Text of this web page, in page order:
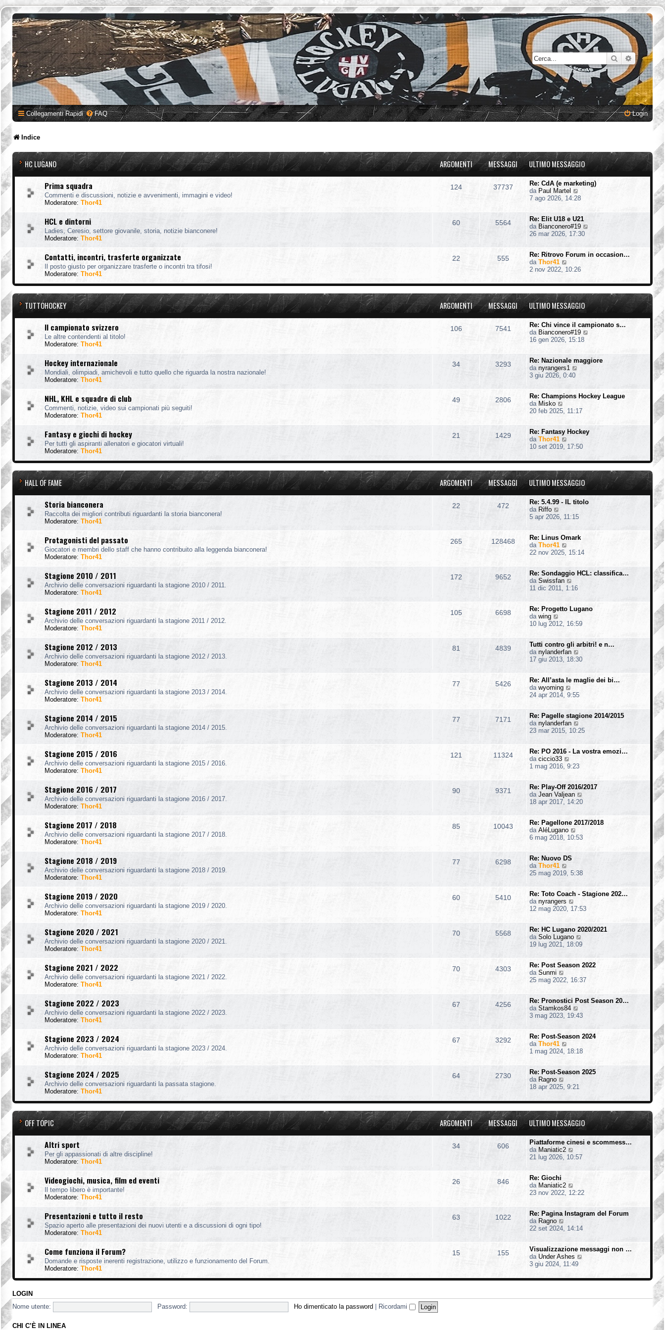
Cerca Ricerca
Collegamenti Rapidi FAQ Login
Indice
HC LUGANO ARGOMENTI MESSAGGI ULTIMO MESSAGGIO
Prima squadra
Commenti e discussioni, notizie e avvenimenti, immagini e video!
Moderatore: Thor41
124 37737
Re: CdA (e marketing)
da Paul Martel
e
i
u
l
t
o
e
s
a
g
g
i
o
7 ago 2026, 14:28
HCL e dintorni
Ladies, Ceresio, settore giovanile, storia, notizie bianconere!
Moderatore: Thor41
60 5564
Re: Elit U18 e U21
da Bianconero#19
i
u
m
o
m
s
a
o
26 mar 2026, 17:30
Contatti, incontri, trasferte organizzate
Il posto giusto per organizzare trasferte o incontri tra tifosi!
Moderatore: Thor41
22 555
Re: Ritrovo Forum in occasion…
da Thor41
e
i
l
t
m
o
m
e
s
a
g
i
o
2 nov 2022, 10:26
TUTTOHOCKEY ARGOMENTI MESSAGGI ULTIMO MESSAGGIO
Il campionato svizzero
Le altre contendenti al titolo!
Moderatore: Thor41
106 7541
Re: Chi vince il campionato s…
da Bianconero#19
i
u
m
o
a
o
16 gen 2026, 15:18
Hockey internazionale
Mondiali, olimpiadi, amichevoli e tutto quello che riguarda la nostra nazionale!
Moderatore: Thor41
34 3293
Re: Nazionale maggiore
da nyrangers1
i
u
t
m
o
e
s
a
g
g
i
o
3 giu 2026, 0:40
NHL, KHL e squadre di club
Commenti, notizie, video sui campionati più seguiti!
Moderatore: Thor41
49 2806
Re: Champions Hockey League
da Misko
u
l
t
m
o
m
e
s
g
o
20 feb 2025, 11:17
Fantasy e giochi di hockey
Per tutti gli aspiranti allenatori e giocatori virtuali!
Moderatore: Thor41
21 1429
Re: Fantasy Hockey
da Thor41
e
i
l
t
m
o
m
e
s
g
o
10 set 2019, 17:50
HALL OF FAME ARGOMENTI MESSAGGI ULTIMO MESSAGGIO
Storia bianconera
Raccolta dei migliori contributi riguardanti la storia bianconera!
Moderatore: Thor41
22 472
Re: 5.4.99 - IL titolo
da Riffo
e
i
u
l
t
m
o
m
e
s
a
g
g
o
5 apr 2026, 11:15
Protagonisti del passato
Giocatori e membri dello staff che hanno contribuito alla leggenda bianconera!
Moderatore: Thor41
265 128468
Re: Linus Omark
da Thor41
e
i
u
l
t
m
o
e
s
a
g
g
o
22 nov 2025, 15:14
Stagione 2010 / 2011
Archivio delle conversazioni riguardanti la stagione 2010 / 2011.
Moderatore: Thor41
172 9652
Re: Sondaggio HCL: classifica…
da Swissfan
e
i
u
t
m
o
m
e
a
g
g
o
11 dic 2011, 1:16
Stagione 2011 / 2012
Archivio delle conversazioni riguardanti la stagione 2011 / 2012.
Moderatore: Thor41
105 6698
Re: Progetto Lugano
da wing
e
i
u
l
t
m
o
m
e
s
a
g
g
o
10 lug 2012, 16:59
Stagione 2012 / 2013
Archivio delle conversazioni riguardanti la stagione 2012 / 2013.
Moderatore: Thor41
81 4839
Tutti contro gli arbitri! e n…
da nylanderfan
e
u
t
m
o
e
a
g
g
o
17 giu 2013, 18:30
Stagione 2013 / 2014
Archivio delle conversazioni riguardanti la stagione 2013 / 2014.
Moderatore: Thor41
77 5426
Re: All’asta le maglie dei bi…
da wyoming
e
i
u
l
t
m
o
e
s
a
g
g
o
24 apr 2014, 9:55
Stagione 2014 / 2015
Archivio delle conversazioni riguardanti la stagione 2014 / 2015.
Moderatore: Thor41
77 7171
Re: Pagelle stagione 2014/2015
da nylanderfan
e
u
t
m
o
m
e
s
a
g
g
23 mar 2015, 10:25
Stagione 2015 / 2016
Archivio delle conversazioni riguardanti la stagione 2015 / 2016.
Moderatore: Thor41
121 11324
Re: PO 2016 - La vostra emozi…
da ciccio33
e
i
u
l
t
m
o
m
e
s
a
g
g
o
1 mag 2016, 9:23
Stagione 2016 / 2017
Archivio delle conversazioni riguardanti la stagione 2016 / 2017.
Moderatore: Thor41
90 9371
Re: Play-Off 2016/2017
da Jean Valjean
e
u
t
e
s
a
g
g
o
18 apr 2017, 14:20
Stagione 2017 / 2018
Archivio delle conversazioni riguardanti la stagione 2017 / 2018.
Moderatore: Thor41
85 10043
Re: Pagellone 2017/2018
da AléLugano
e
i
t
m
o
e
s
a
g
g
o
6 mag 2018, 10:53
Stagione 2018 / 2019
Archivio delle conversazioni riguardanti la stagione 2018 / 2019.
Moderatore: Thor41
77 6298
Re: Nuovo DS
da Thor41
e
i
u
t
m
o
m
e
a
g
o
25 mag 2019, 5:38
Stagione 2019 / 2020
Archivio delle conversazioni riguardanti la stagione 2019 / 2020.
Moderatore: Thor41
60 5410
Re: Toto Coach - Stagione 202…
da nyrangers
e
i
u
t
m
o
e
s
a
g
g
o
12 mag 2020, 17:53
Stagione 2020 / 2021
Archivio delle conversazioni riguardanti la stagione 2020 / 2021.
Moderatore: Thor41
70 5568
Re: HC Lugano 2020/2021
da Solo Lugano
e
u
t
o
e
s
a
g
g
o
19 lug 2021, 18:09
Stagione 2021 / 2022
Archivio delle conversazioni riguardanti la stagione 2021 / 2022.
Moderatore: Thor41
70 4303
Re: Post Season 2022
da Sunmi
e
i
u
l
t
m
o
m
e
a
g
g
o
25 mag 2022, 16:37
Stagione 2022 / 2023
Archivio delle conversazioni riguardanti la stagione 2022 / 2023.
Moderatore: Thor41
67 4256
Re: Pronostici Post Season 20…
da Stamkos84
e
i
u
t
m
o
e
s
a
g
g
i
o
3 mag 2023, 19:43
Stagione 2023 / 2024
Archivio delle conversazioni riguardanti la stagione 2023 / 2024.
Moderatore: Thor41
67 3292
Re: Post-Season 2024
da Thor41
e
i
u
t
m
o
m
e
s
a
g
i
1 mag 2024, 18:18
Stagione 2024 / 2025
Archivio delle conversazioni riguardanti la passata stagione.
Moderatore: Thor41
64 2730
Re: Post-Season 2025
da Ragno
e
i
l
t
o
m
e
a
g
g
o
18 apr 2025, 9:21
OFF TOPIC ARGOMENTI MESSAGGI ULTIMO MESSAGGIO
Altri sport
Per gli appassionati di altre discipline!
Moderatore: Thor41
34 606
Piattaforme cinesi e scommess…
da Maniatic2
e
t
m
o
e
a
g
g
o
21 lug 2026, 10:57
Videogiochi, musica, film ed eventi
Il tempo libero è importante!
Moderatore: Thor41
26 846
Re: Giochi
da Maniatic2
e
u
t
m
o
m
e
s
23 nov 2022, 12:22
Presentazioni e tutto il resto
Spazio aperto alle presentazioni dei nuovi utenti e a discussioni di ogni tipo!
Moderatore: Thor41
63 1022
Re: Pagina Instagram del Forum
da Ragno
e
i
u
l
t
m
22 set 2024, 14:14
Come funziona il Forum?
Domande e risposte inerenti registrazione, utilizzo e funzionamento del Forum.
Moderatore: Thor41
15 155
Visualizzazione messaggi non …
da Under Ashes
i
t
3 giu 2024, 11:49
LOGIN
Nome utente: Password: Ho dimenticato la password Ricordami
CHI C’È IN LINEA